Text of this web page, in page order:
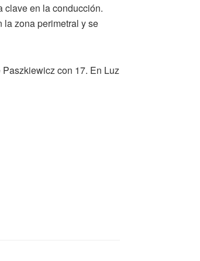
clave en la conducción.
la zona perimetral y se
con 17. En Luz